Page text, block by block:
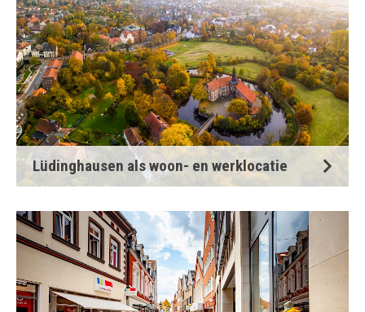
Lüdinghausen als woon- en werklocatie